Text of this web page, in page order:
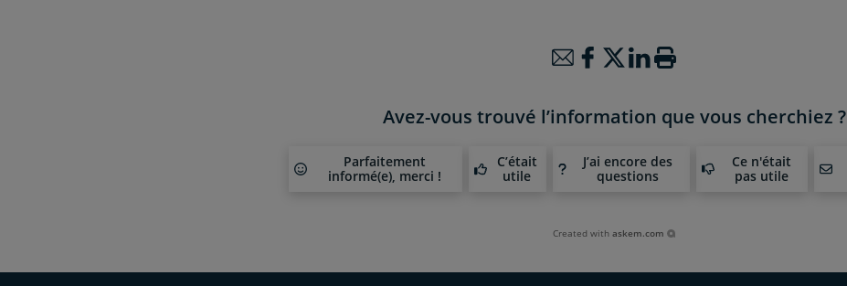
Avez-vous trouvé l’information que vous cherchiez ?
Parfaitement
informé(e), merci !
C’était
utile
J’ai encore des
questions
Ce n'était
pas utile
Created withaskem.com